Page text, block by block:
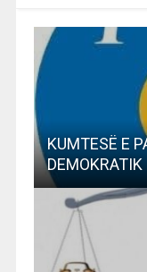
KUMTESË E
DEMOKRATIK